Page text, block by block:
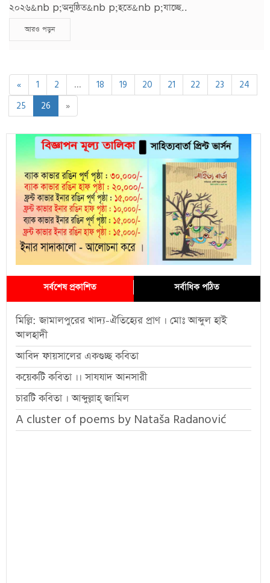
২০২৬&nb p;অনুষ্ঠিত&nb p;হতে&nb p;যাচ্ছে..
আরও পড়ুন
« 1 2 ... 18 19 20 21 22 23 24
25 26 »
সর্বশেষ প্রকাশিত সর্বাধিক পঠিত
মিল্লি: জামালপুরের খাদ্য-ঐতিহ্যের প্রাণ । মোঃ আব্দুল হাই
আলহাদী
আবিদ ফায়সালের একগুচ্ছ কবিতা
কয়েকটি কবিতা ।। সাযযাদ আনসারী
চারটি কবিতা । আব্দুল্লাহ্ জামিল
A cluster of poems by Nataša Radanović